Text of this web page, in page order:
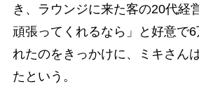
き、ラウンジに来た客の20代経
頑張ってくれるなら」と好意で6
れたのをきっかけに、ミキさん
たという。